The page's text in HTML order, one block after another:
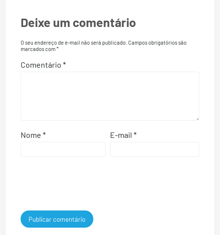
Deixe um comentário
O seu endereço de e-mail não será publicado. Campos obrigatórios são
marcados com*
Comentário *
Nome * E-mail *